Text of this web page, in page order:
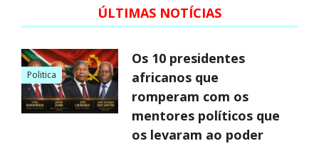
ÚLTIMAS NOTÍCIAS
Politica
Os 10 presidentes
africanos que
romperam com os
mentores políticos que
os levaram ao poder